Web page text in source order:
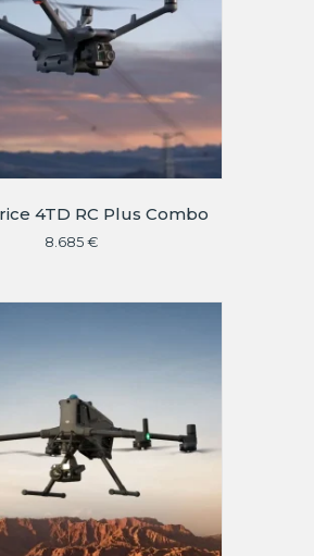
4TD RC Plus Combo
8.685 €